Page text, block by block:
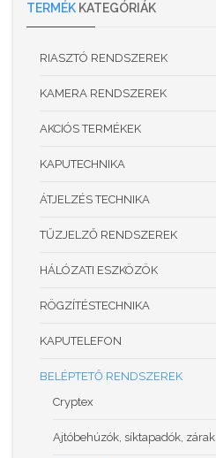
TERMÉK KATEGÓRIÁK
RIASZTÓ RENDSZEREK
KAMERA RENDSZEREK
AKCIÓS TERMÉKEK
KAPUTECHNIKA
ÁTJELZÉS TECHNIKA
TŰZJELZŐ RENDSZEREK
HÁLÓZATI ESZKÖZÖK
RÖGZÍTÉSTECHNIKA
KAPUTELEFON
BELÉPTETŐ RENDSZEREK
Cryptex
Ajtóbehúzók, síktapadók, zárak